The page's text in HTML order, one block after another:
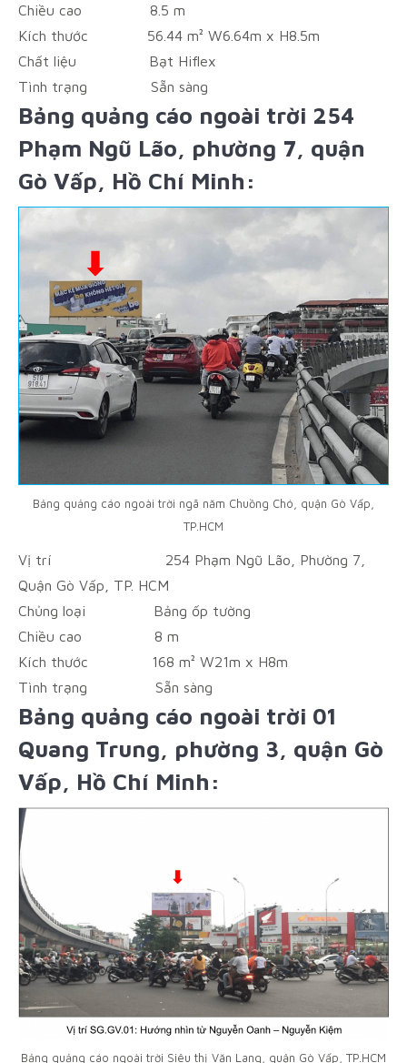
Chiều cao 8.5 m
Kích thước 56.44 m² W6.64m x H8.5m
Chất liệu Bạt Hiflex
Tình trạng Sẵn sàng
Bảng quảng cáo ngoài trời 254
Phạm Ngũ Lão, phường 7, quận
Gò Vấp, Hồ Chí Minh:
Bảng quảng cáo ngoài trời ngã năm Chuồng Chó, quận Gò Vấp,
TP.HCM
Vị trí 254 Phạm Ngũ Lão, Phường 7,
Quận Gò Vấp, TP. HCM
Chủng loại Bảng ốp tường
Chiều cao 8 m
Kích thước
168 m² W21m x H8m
Tình trạng Sẵn sàng
Bảng quảng cáo ngoài trời 01
Quang Trung, phường 3, quận Gò
Vấp, Hồ Chí Minh:
Bảng quảng cáo ngoài trời Siêu thị Văn Lang, quận Gò Vấp, TP.HCM